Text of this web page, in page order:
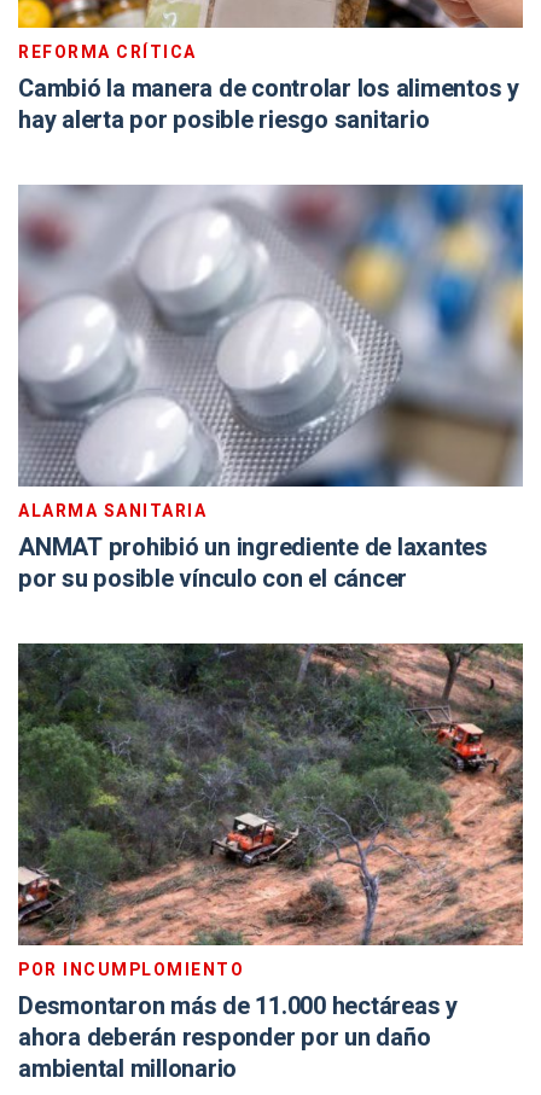
REFORMA CRÍTICA
Cambió la manera de controlar los alimentos y
hay alerta por posible riesgo sanitario
ALARMA SANITARIA
ANMAT prohibió un ingrediente de laxantes
por su posible vínculo con el cáncer
POR INCUMPLOMIENTO
Desmontaron más de 11.000 hectáreas y
ahora deberán responder por un daño
ambiental millonario